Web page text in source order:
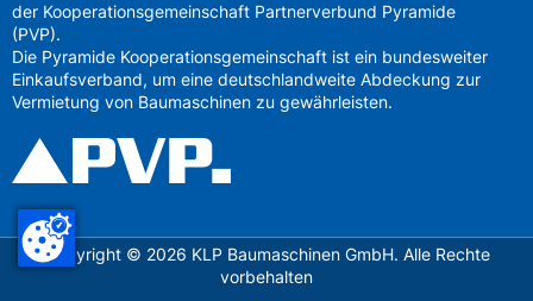
der Kooperationsgemeinschaft Partnerverbund Pyramide
(PVP).
Die Pyramide Kooperationsgemeinschaft ist ein bundesweiter
Einkaufsverband, um eine deutschlandweite Abdeckung zur
Vermietung von Baumaschinen zu gewährleisten.
Copyright © 2026 KLP Baumaschinen GmbH. Alle Rechte
vorbehalten